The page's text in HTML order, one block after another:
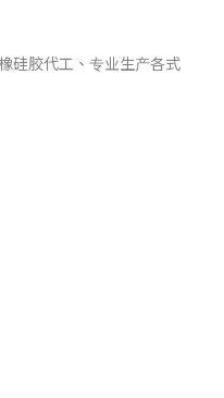
硅胶代工、专业生产各式